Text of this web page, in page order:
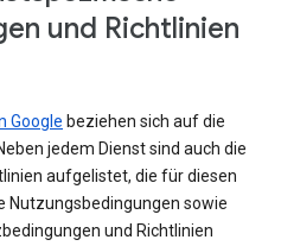
und Richtlinien
Google beziehen sich auf die
jedem Dienst sind auch die
aufgelistet, die für diesen
Nutzungsbedingungen sowie
und Richtlinien